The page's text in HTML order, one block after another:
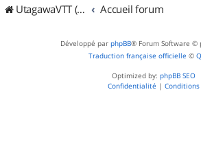
UtagawaVTT (Randos VTT et VTTAE avec traces GPS) Accueil forum
Développé par phpBB® Forum Software ©
Traduction française officielle ©
Optimized by: phpBB SEO
Confidentialité | Conditions